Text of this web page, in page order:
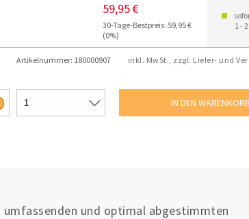
59,95 €
30-Tage-Bestpreis: 59,95 €
(0%)
1 -
Artikelnummer: 180000907 inkl. MwSt., zzgl. Liefer- und
und optimal abgestimmten